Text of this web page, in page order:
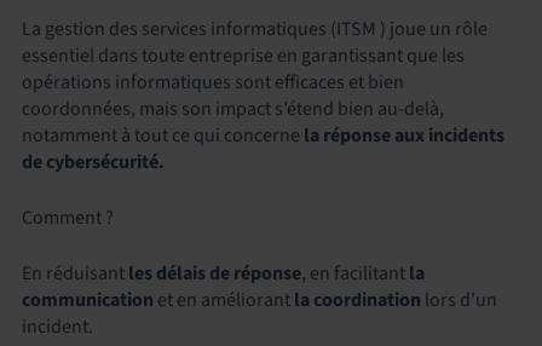
La gestion des services informatiques (ITSM ) joue un rôle
essentiel dans toute entreprise en garantissant que les
opérations informatiques sont efficaces et bien
coordonnées, mais son impact s’étend bien au-delà,
notamment à tout ce qui concerne la réponse aux incidents
decybersécurité.
Comment ?
En réduisantles délais de réponse, en facilitantla
communication et en améliorantla coordination lors d’un
incident.